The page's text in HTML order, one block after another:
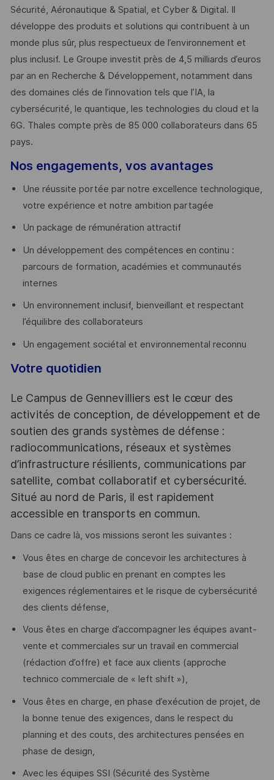
Sécurité, Aéronautique & Spatial, et Cyber & Digital. Il
développe des produits et solutions qui contribuent à un
monde plus sûr, plus respectueux de l’environnement et
plus inclusif. Le Groupe investit près de 4,5 milliards d’euros
par an en Recherche & Développement, notamment dans
des domaines clés de l’innovation tels que l’IA, la
cybersécurité, le quantique, les technologies du cloud et la
6G. Thales compte près de 85 000 collaborateurs dans 65
pays. ​
Nos engagements, vos avantages
Une réussite portée par notre excellence technologique,
votre expérience et notre ambition partagée
Un package de rémunération attractif
Un développement des compétences en continu :
parcours de formation, académies et communautés
internes
Un environnement inclusif, bienveillant et respectant
l’équilibre des collaborateurs
Un engagement sociétal et environnemental reconnu
Votre quotidien
Le Campus de Gennevilliers est le cœur des
activités de conception, de développement et de
soutien des grands systèmes de défense :
radiocommunications, réseaux et systèmes
d’infrastructure résilients, communications par
satellite, combat collaboratif et cybersécurité.
Situé au nord de Paris, il est rapidement
accessible en transports en commun.
Dans ce cadre là, vos missions seront les suivantes :
Vous êtes en charge de concevoir les architectures à
base de cloud public en prenant en comptes les
exigences réglementaires et le risque de cybersécurité
des clients défense,
Vous êtes en charge d’accompagner les équipes avant-
vente et commerciales sur un travail en commercial
(rédaction d’offre) et face aux clients (approche
technico commerciale de « left shift »),
Vous êtes en charge, en phase d’exécution de projet, de
la bonne tenue des exigences, dans le respect du
planning et des couts, des architectures pensées en
phase de design,
Avec les équipes SSI (Sécurité des Système